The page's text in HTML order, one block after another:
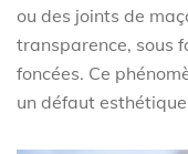
ou des joints de
transparence, sous
foncées. Ce
un défaut